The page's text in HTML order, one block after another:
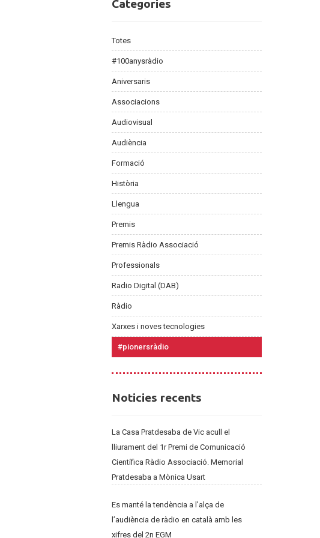
Categories
Totes
#100anysràdio
Aniversaris
Associacions
Audiovisual
Audiència
Formació
Història
Llengua
Premis
Premis Ràdio Associació
Professionals
Radio Digital (DAB)
Ràdio
Xarxes i noves tecnologies
#pionersràdio
Noticies
Noticies recents
La Casa Pratdesaba de Vic acull el
lliurament del 1r Premi de Comunicació
Científica Ràdio Associació. Memorial
Pratdesaba a Mònica Usart
Es manté la tendència a l’alça de
l’audiència de ràdio en català amb les
xifres del 2n EGM